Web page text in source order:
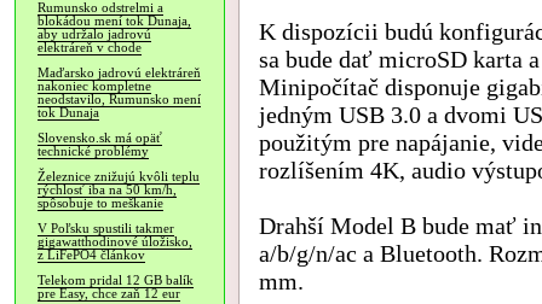
Rumunsko odstrelmi a
blokádou mení tok Dunaja,
aby udržalo jadrovú
elektráreň v chode
Maďarsko jadrovú elektráreň
nakoniec kompletne
neodstavilo, Rumunsko mení
tok Dunaja
Slovensko.sk má opäť
technické problémy
Železnice znižujú kvôli teplu
rýchlosť iba na 50 km/h,
spôsobuje to meškanie
V Poľsku spustili takmer
gigawatthodinové úložisko,
z LiFePO4 článkov
Telekom pridal 12 GB balík
pre Easy, chce zaň 12 eur
K dispozícii budú
sa bude dať microSD karta
Minipočítač disponuje
jedným USB 3.0 a dvomi
použitým pre napájanie,
rozlíšením 4K, audio
Drahší Model B bude mať
a/b/g/n/ac a Bluetooth.
mm.